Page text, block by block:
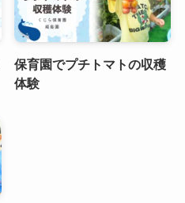
保育園でプチトマトの収穫
体験